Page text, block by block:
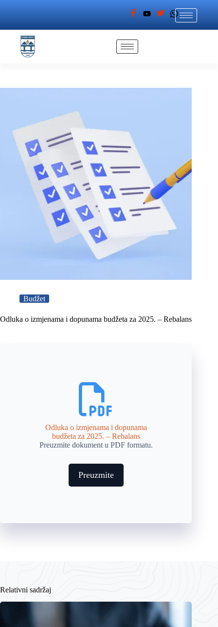
Budžet
Odluka o izmjenama i dopunama budžeta za 2025. – Rebalans
Odluka o izmjenama i dopunama
budžeta za 2025. – Rebalans
Preuzmite dokument u PDF formatu.
Preuzmite
Relativni sadržaj